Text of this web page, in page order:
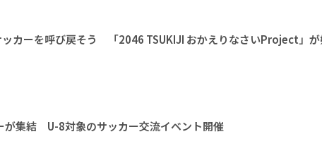
カーを呼び戻そう 「2046 TSUKIJI おかえりなさいProject」
が集結 U-8対象のサッカー交流イベント開催